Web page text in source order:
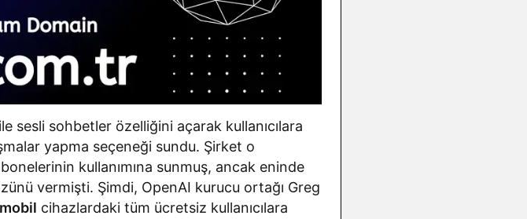
sesli sohbetler özelliğini açarak kullanıcılara
yapma seçeneği sundu. Şirket o
kullanımına sunmuş, ancak eninde
vermişti. Şimdi, OpenAI kurucu ortağı Greg
mobil cihazlardaki tüm ücretsiz kullanıcılara